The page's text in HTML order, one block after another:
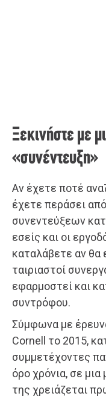
Ξεκινήστε με
«συνέντευξη»
Αν έχετε ποτέ
έχετε περάσει
συνεντεύξεων
εσείς και οι
καταλάβετε αν θα
ταιριαστοί
εφαρμοστεί και
συντρόφου.
Σύμφωνα με
Cornell το 2015,
συμμετέχοντες
όρο χρόνια, σε
της χρειάζεται